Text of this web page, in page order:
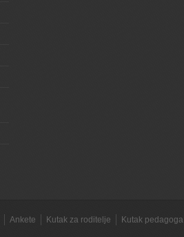
Ankete Kutak za roditelje Kutak pedagoga